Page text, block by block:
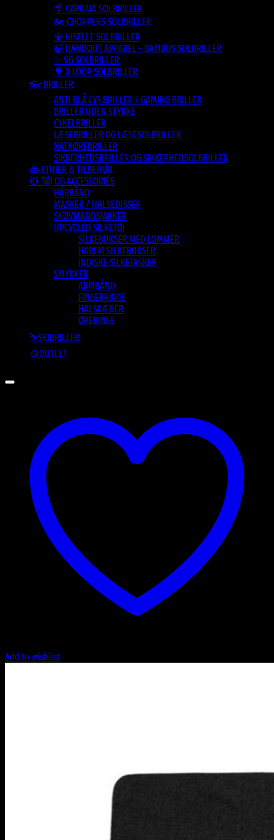
🌴 CAPRAIA SOLBRILLER
🏍️ CHOPPERS SOLBRILLER
💎 GISELLE SOLBRILLER
🍃 HANDOUT APPAREL – BAMBUS SOLBRILLER
✨ VG SOLBRILLER
🌳 X-LOOP SOLBRILLER
👓 BRILLER
ANTI BLÅ LYS BRILLER / GAMING BRILLER
BRILLER UDEN STYRKE
CYKELBRILLER
LÆSEBRILLER OG LÆSESOLBRILLER
NATKØREBRILLER
SIKKERHEDSBRILLER OG SIKKERHEDSOLBRILLER
👜 ETUIER & TILBEHØR
🧥 TØJ OG ACCESSORIES
HÅRBÅND
MASKER / HALSEDISSER
SKOVMANDSJAKKER
UPCYCLED SILKETØJ
SILKEBUKSER MED LOMMER
HAREM SILKEBUKSER
INDISKE SILKETASKER
SMYKKER
ARMBÅND
FINGERRINGE
HALSKÆDER
ØRERINGE
⛷️SKIBRILLER
🪙OUTLET
Add to wishlist